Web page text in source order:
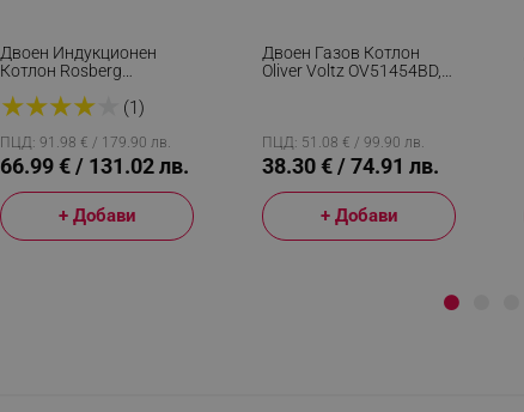
Двоен Индукционен
Котлон Rosberg
8 Нива, Таймер Черен
★★★★ ★(1)
ПЦД: 91.98 € / 179.90 лв.
66.99 € / 131.02 лв.
+ Добави
Двоен Газов Котлон
Oliver Voltz OV51454BD,
ПЦД: 51.08 € / 99.90 лв.
38.30 € / 74.91 лв.
+ Добави